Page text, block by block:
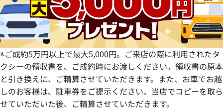
鹿児島県
※ご成約5万円以上で最大5,000円。ご来店の際に利用されたタ
クシーの領収書を、ご成約時にお渡しください。領収書の原本
と引き換えに、ご精算させていただきます。また、お車でお越
しのお客様は、駐車券をご提示ください。当店でコピーを取ら
せていただいた後、ご精算させていただきます。